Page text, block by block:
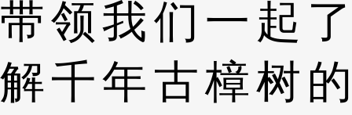
带领我们一起了
解千年古樟树的